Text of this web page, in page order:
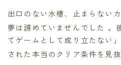
出口のない水槽、止まらない
夢は諦めていませんでした 。
てゲームとして成り立たない
された本当のクリア条件を見